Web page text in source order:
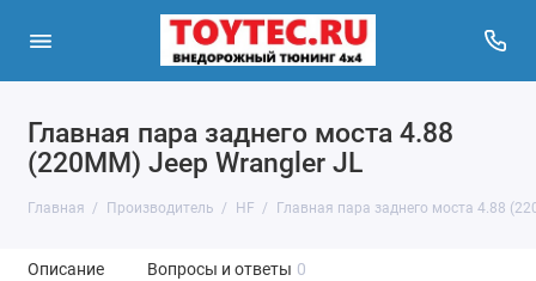
Главная пара заднего моста 4.88
(220MM) Jeep Wrangler JL
Главная Производитель HF Главная пара заднего моста 4.88
Описание Вопросы и ответы 0